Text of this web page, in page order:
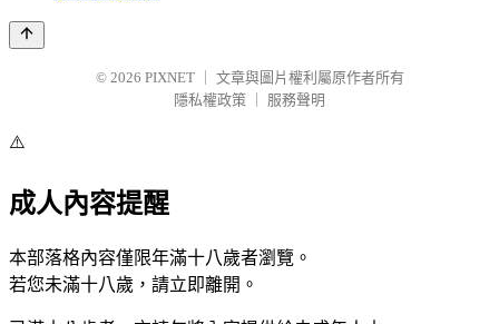
© 2026 PIXNET
文章與圖片權利屬原作者所有
隱私權政策
服務聲明
⚠️
成人內容提醒
本部落格內容僅限年滿十八歲者瀏覽。
若您未滿十八歲，請立即離開。